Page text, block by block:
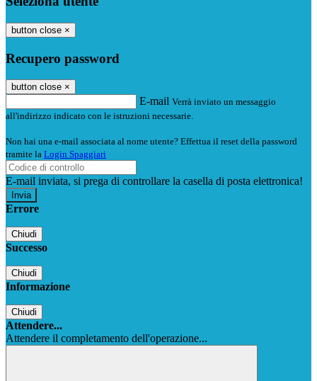
button close ×
Recupero password
button close ×
E-mail Verrà inviato un messaggio
all'indirizzo indicato con le istruzioni necessarie.
Non hai una e-mail associata al nome utente? Effettua il reset della password
tramite la Login Spaggiari
E-mail inviata, si prega di controllare la casella di posta elettronica!
Errore
Chiudi
Successo
Chiudi
Informazione
Chiudi
Attendere...
Attendere il completamento dell'operazione...